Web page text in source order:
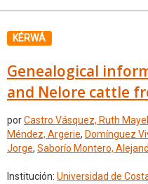
KÉRWÁ
Genealogical
and Nelore cattle
porCastro Vásquez, Ruth
Méndez, Argerie, Domínguez
Jorge, Saborío Montero,
Institución: Universidad de